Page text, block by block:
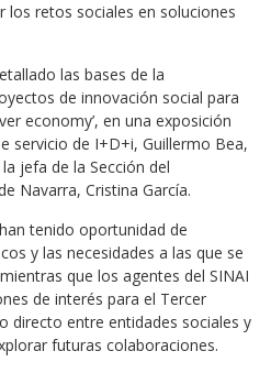
los retos sociales en soluciones
las bases de la
de innovación social para
economy’, en una exposición
servicio de I+D+i, Guillermo Bea,
jefa de la Sección del
Navarra, Cristina García.
tenido oportunidad de
y las necesidades a las que se
que los agentes del SINAI
de interés para el Tercer
directo entre entidades sociales y
futuras colaboraciones.